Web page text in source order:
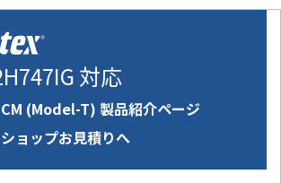
対応
(Model-T) 製品紹介ページ
ョップお見積りへ